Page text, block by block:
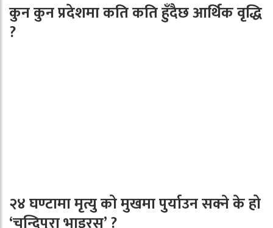
कुन कुन प्रदेशमा कति कति हुँदैछ आर्थिक वृद्धि
?
२४ घण्टामा मृत्यु को मुखमा पुर्याउन सक्ने के हो